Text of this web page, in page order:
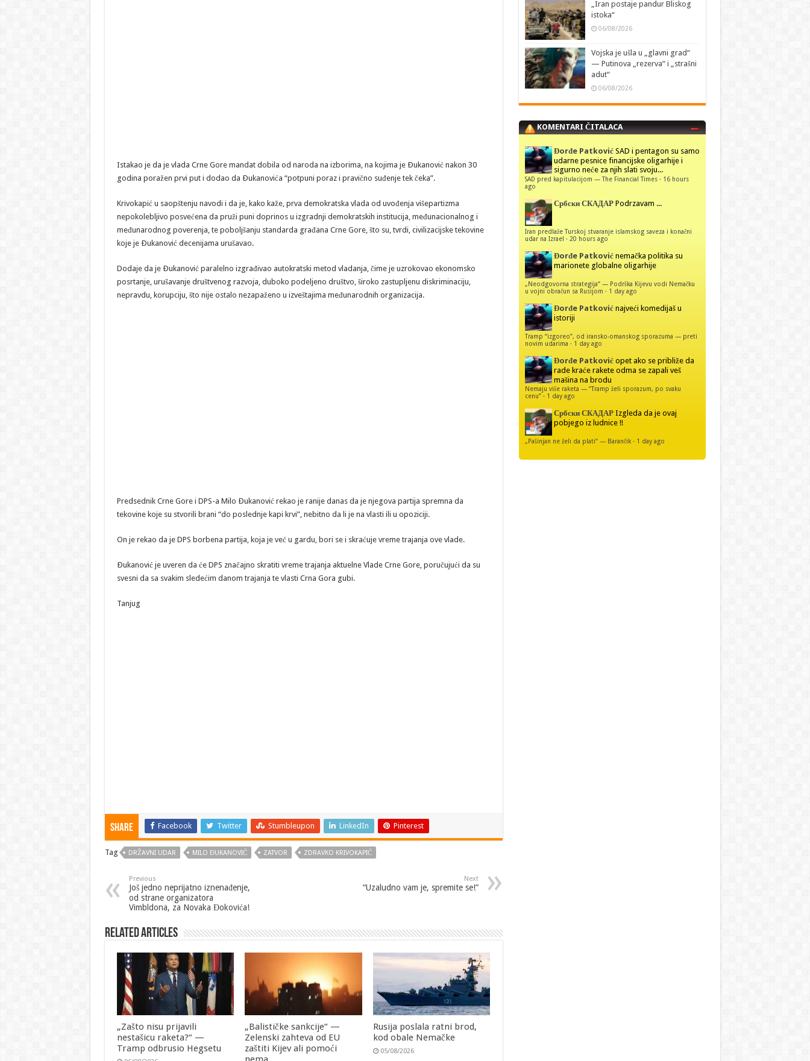
Istakao je da je vlada Crne Gore mandat dobila od naroda na izborima, na kojima je Ðukanović nakon 30
godina poražen prvi put i dodao da Ðukanovića “potpuni poraz i pravično suđenje tek čeka”.
Krivokapić u saopštenju navodi i da je, kako kaže, prva demokratska vlada od uvođenja višepartizma
nepokolebljivo posvećena da pruži puni doprinos u izgradnji demokratskih institucija, međunacionalnog i
međunarodnog poverenja, te poboljšanju standarda građana Crne Gore, što su, tvrdi, civilizacijske tekovine
koje je Ðukanović decenijama urušavao.
Dodaje da je Ðukanović paralelno izgrađivao autokratski metod vladanja, čime je uzrokovao ekonomsko
posrtanje, urušavanje društvenog razvoja, duboko podeljeno društvo, široko zastupljenu diskriminaciju,
nepravdu, korupciju, što nije ostalo nezapaženo u izveštajima međunarodnih organizacija.
Predsednik Crne Gore i DPS-a Milo Ðukanović rekao je ranije danas da je njegova partija spremna da
tekovine koje su stvorili brani “do poslednje kapi krvi”, nebitno da li je na vlasti ili u opoziciji.
On je rekao da je DPS borbena partija, koja je već u gardu, bori se i skraćuje vreme trajanja ove vlade.
Ðukanović je uveren da će DPS značajno skratiti vreme trajanja aktuelne Vlade Crne Gore, poručujući da su
svesni da sa svakim sledećim danom trajanja te vlasti Crna Gora gubi.
Tanjug
Share Facebook Twitter Stumbleupon LinkedIn Pinterest
Tag DRŽAVNI UDAR MILO ĐUKANOVIĆ ZATVOR ZDRAVKO KRIVOKAPIĆ
Previous
Još jedno neprijatno iznenađenje,
od strane organizatora
Vimbldona, za Novaka Đokovića!
Next
“Uzaludno vam je, spremite se!”
Related Articles
„Zašto nisu prijavili
nestašicu raketa?“ —
Tramp odbrusio Hegsetu
„Balističke sankcije“ —
Zelenski zahteva od EU
zaštiti Kijev ali pomoći
Rusija poslala ratni brod,
kod obale Nemačke
05/08/2026
„Iran postaje pandur Bliskog
istoka“
06/08/2026
Vojska je ušla u „glavni grad“
— Putinova „rezerva“ i „strašni
adut“
06/08/2026
KOMENTARI ČITALACA
Đorđe Patković SAD i pentagon su samo
udarne pesnice financijske oligarhije i
sigurno neće za njih slati svoju...
SAD pred kapitulacijom — The Financial Times· 16 hours
ago
Србски СКАДАР Podrzavam ...
Iran predlaže Turskoj stvaranje islamskog saveza i konačni
udar na Izrael · 20 hours ago
Đorđe Patković nemačka politika su
marionete globalne oligarhije
„Neodgovorna strategija“ — Podrška Kijevu vodi Nemačku
u vojni obračun sa Rusijom · 1 day ago
Đorđe Patković najveći komedijaš u
istoriji
Tramp “izgoreo”, od iransko-omanskog sporazuma — preti
novim udarima · 1 day ago
Đorđe Patković opet ako se približe da
rade kraće rakete odma se zapali veš
mašina na brodu
Nemaju više raketa — “Tramp želi sporazum, po svaku
cenu”· 1 day ago
Србски СКАДАР Izgleda da je ovaj
pobjego iz ludnice !!
„Pašinjan ne želi da plati“ — Barančik· 1 day ago